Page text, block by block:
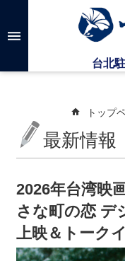
メインのコンテンツブ
高
検
台
化
セ
タ
ー
トップ
最新情報
2026年台湾映
さな町の恋 デ
上映＆トーク